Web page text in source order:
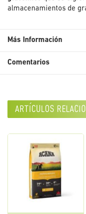
almacenamientos de
Más Información
Comentarios
artículos